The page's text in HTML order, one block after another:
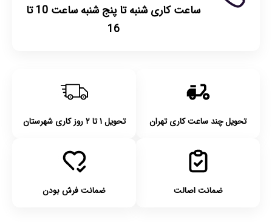
ساعت کاری شنبه تا پنج شنبه ساعت 10 تا
16
تحویل چند ساعت کاری تهران تحویل ۱ تا ۲ روز کاری شهرستان
ضمانت اصالت ضمانت فرش بودن